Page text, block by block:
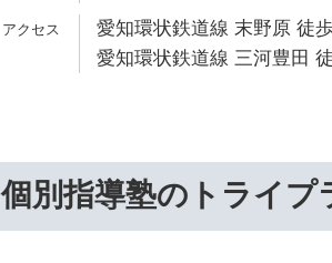
愛知環状鉄道線 末野原 徒
愛知環状鉄道線 三河豊田
個別指導塾のトライプ